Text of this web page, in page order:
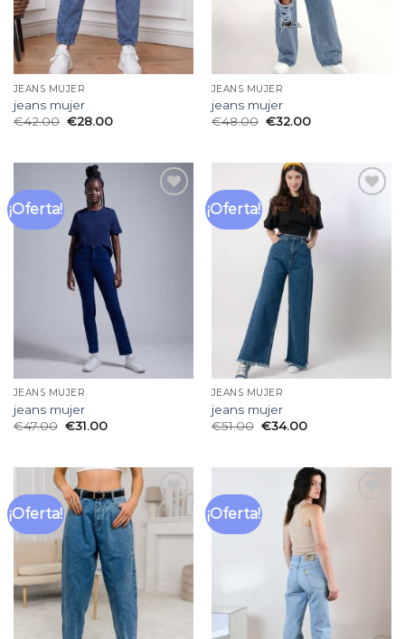
JEANS MUJER
jeans mujer
€42.00 €28.00
JEANS MUJER
jeans mujer
€48.00 €32.00
¡Oferta!
JEANS MUJER
jeans mujer
€47.00 €31.00
¡Oferta!
JEANS MUJER
jeans mujer
€51.00 €34.00
¡Oferta!
Añadir
lista
deseos
¡Oferta!